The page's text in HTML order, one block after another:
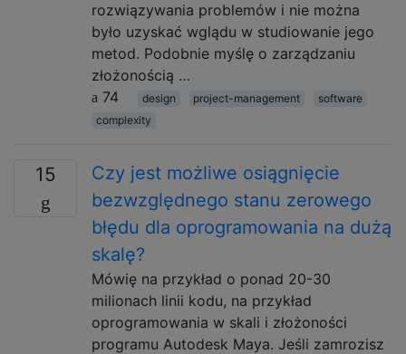
rozwiązywania problemów i nie można
było uzyskać wglądu w studiowanie jego
metod. Podobnie myślę o zarządzaniu
złożonością …
74
design project-management
software
complexity
15
Czy jest możliwe osiągnięcie
bezwzględnego stanu zerowego
błędu dla oprogramowania na dużą
skalę?
Mówię na przykład o ponad 20-30
milionach linii kodu, na przykład
oprogramowania w skali i złożoności
programu Autodesk Maya. Jeśli zamrozisz